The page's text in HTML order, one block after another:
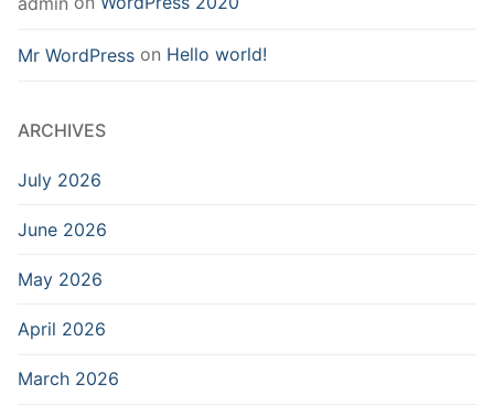
Mr WordPress on Hello world!
ARCHIVES
July 2026
June 2026
May 2026
April 2026
March 2026